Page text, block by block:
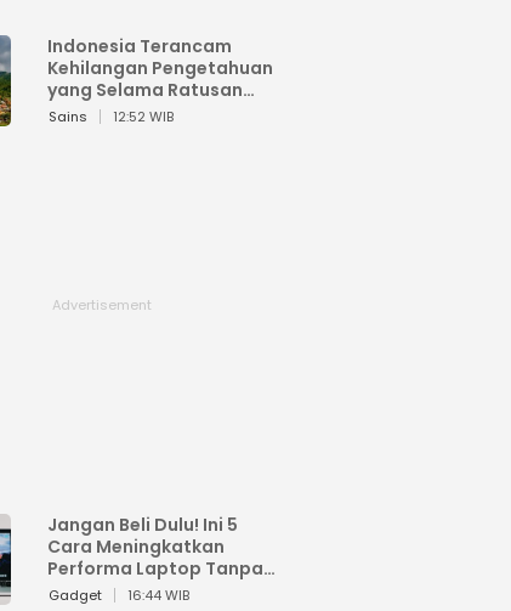
Indonesia Terancam
Kehilangan Pengetahuan
yang Selama Ratusan
Tahun Menjaga Alam
Sains 12:52 WIB
Jangan Beli Dulu! Ini 5
Cara Meningkatkan
Performa Laptop Tanpa
Harus Beli Baru
Gadget 16:44 WIB